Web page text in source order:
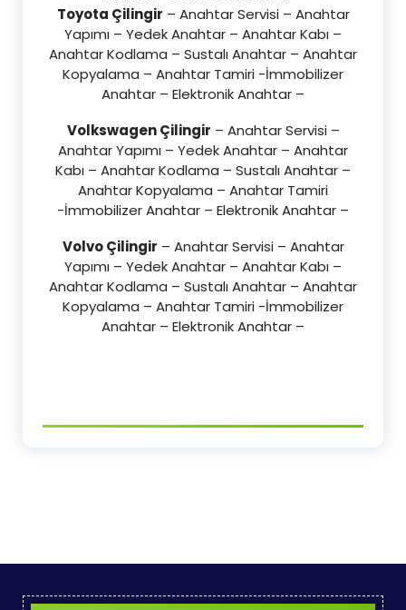
Toyota Çilingir – Anahtar Servisi – Anahtar
Yapımı – Yedek Anahtar – Anahtar Kabı –
Anahtar Kodlama – Sustalı Anahtar – Anahtar
Kopyalama – Anahtar Tamiri -İmmobilizer
Anahtar – Elektronik Anahtar –
Volkswagen Çilingir – Anahtar Servisi –
Anahtar Yapımı – Yedek Anahtar – Anahtar
Kabı – Anahtar Kodlama – Sustalı Anahtar –
Anahtar Kopyalama – Anahtar Tamiri
-İmmobilizer Anahtar – Elektronik Anahtar –
Volvo Çilingir – Anahtar Servisi – Anahtar
Yapımı – Yedek Anahtar – Anahtar Kabı –
Anahtar Kodlama – Sustalı Anahtar – Anahtar
Kopyalama – Anahtar Tamiri -İmmobilizer
Anahtar – Elektronik Anahtar –